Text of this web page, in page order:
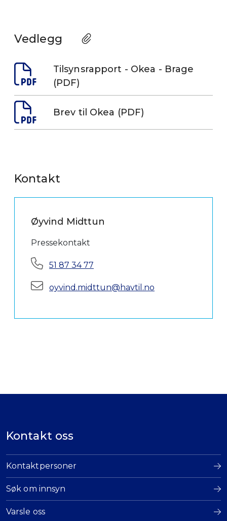
Vedlegg
Tilsynsrapport - Okea - Brage
(PDF)
Brev til Okea (PDF)
Kontakt
Øyvind Midttun
Pressekontakt
Telefon:51 87 34 77
E-post:oyvind.midttun@havtil.no
Kontakt oss
Kontaktpersoner
Søk om innsyn
Varsle oss